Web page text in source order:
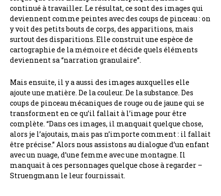
continué à travailler. Le résultat, ce sont des images qui
deviennent comme peintes avec des coups de pinceau : on
y voit des petits bouts de corps, des apparitions, mais
surtout des disparitions. Elle construit une espèce de
cartographie de la mémoire et décide quels éléments
deviennent sa “narration granulaire”.
Mais ensuite, il y a aussi des images auxquelles elle
ajoute une matière. De la couleur. De la substance. Des
coups de pinceau mécaniques de rouge ou de jaune qui se
transforment en ce qu’il fallait à l’image pour être
complète. “Dans ces images, il manquait quelque chose,
alors je l’ajoutais, mais pas n’importe comment : il fallait
être précise.” Alors nous assistons au dialogue d’un enfant
avec un nuage, d’une femme avec une montagne. Il
manquait à ces personnages quelque chose à regarder –
Struengmann le leur fournissait.